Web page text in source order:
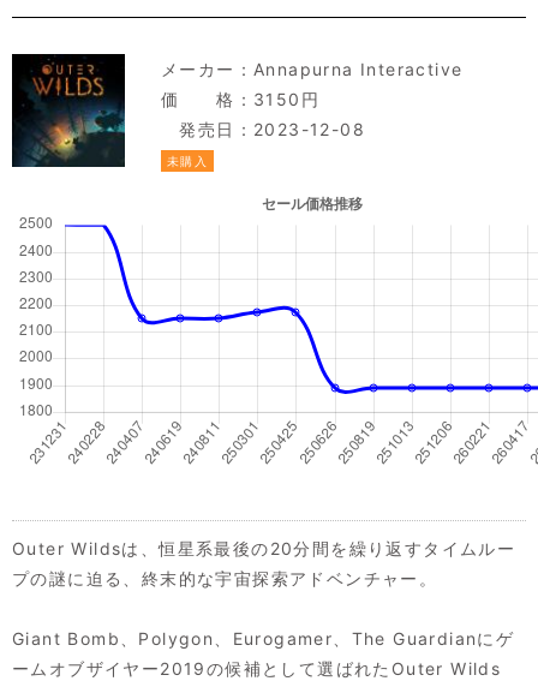
メーカー： Annapurna Interactive
価 格：3150円
発売日：2023-12-08
未購入
Outer Wildsは、恒星系最後の20分間を繰り返すタイムルー
プの謎に迫る、終末的な宇宙探索アドベンチャー。
Giant Bomb、Polygon、Eurogamer、The Guardianにゲ
ームオブザイヤー2019の候補として選ばれたOuter Wilds